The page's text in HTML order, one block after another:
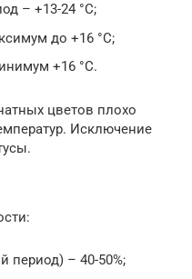
– +13-24 °C;
до +16 °С;
+16 °С.
цветов плохо
Исключение
период) – 40-50%;